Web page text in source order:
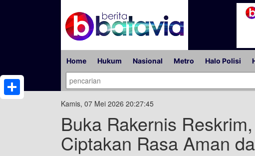
Home Hukum Nasional Metro Halo Polisi
Kamis, 07 Mei 2026 20:27:45
Buka Rakernis
Ciptakan Rasa Aman
Share